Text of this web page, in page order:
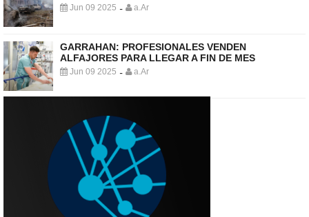
Jun 09 2025 - a.Ar
GARRAHAN: PROFESIONALES VENDEN
ALFAJORES PARA LLEGAR A FIN DE MES
Jun 09 2025 - a.Ar